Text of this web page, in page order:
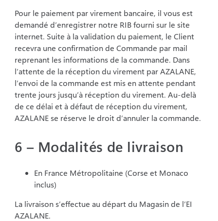
Pour le paiement par virement bancaire, il vous est
demandé d’enregistrer notre RIB fourni sur le site
internet. Suite à la validation du paiement, le Client
recevra une confirmation de Commande par mail
reprenant les informations de la commande. Dans
l’attente de la réception du virement par AZALANE,
l’envoi de la commande est mis en attente pendant
trente jours jusqu’à réception du virement. Au-delà
de ce délai et à défaut de réception du virement,
AZALANE se réserve le droit d’annuler la commande.
6 – Modalités de livraison
En France Métropolitaine (Corse et Monaco
inclus)
La livraison s’effectue au départ du Magasin de l’EI
AZALANE.